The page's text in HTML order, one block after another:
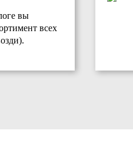
вы
всех